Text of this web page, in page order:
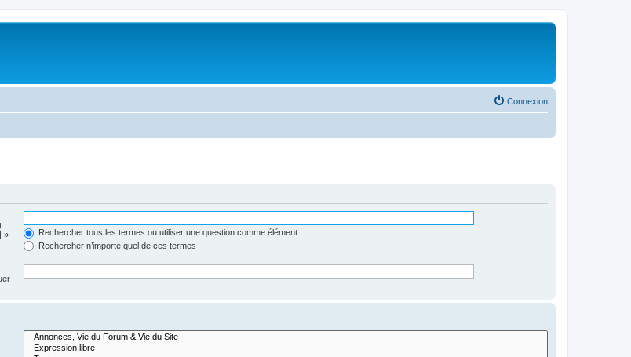
Connexion
»
Rechercher tous les termes ou utiliser une question comme élément
Rechercher n’importe quel de ces termes